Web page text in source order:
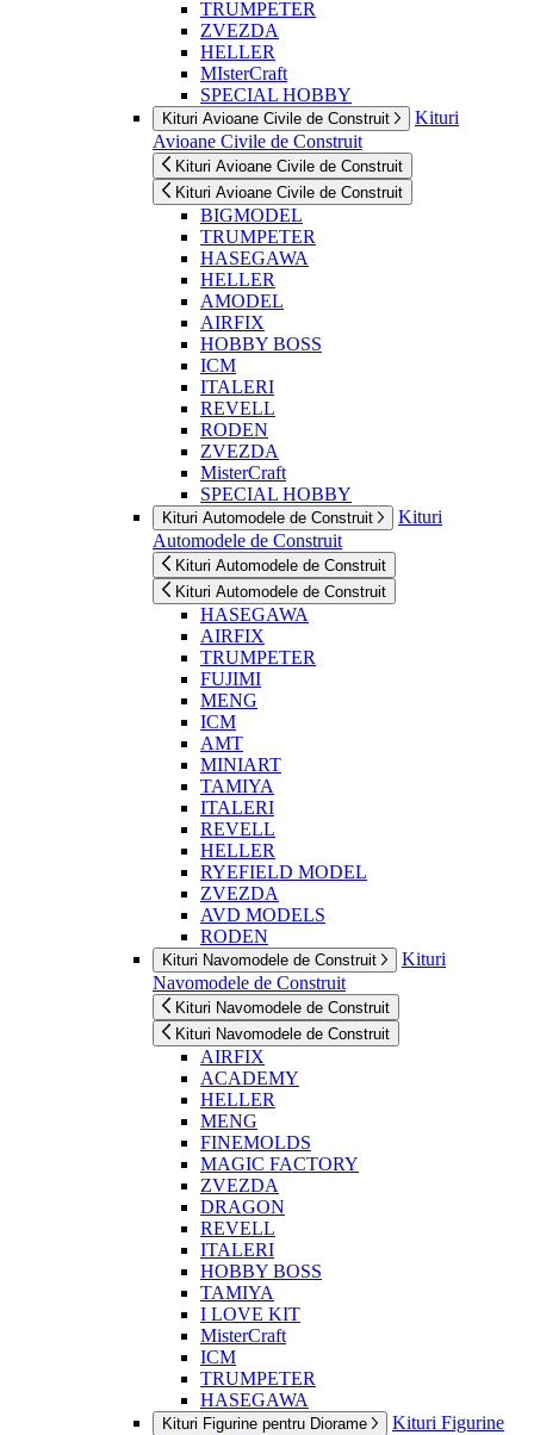
TRUMPETER
ZVEZDA
HELLER
MIsterCraft
SPECIAL HOBBY
Kituri Avioane Civile de Construit
Kituri
Avioane Civile de Construit
Kituri Avioane Civile de Construit
Kituri Avioane Civile de Construit
BIGMODEL
TRUMPETER
HASEGAWA
HELLER
AMODEL
AIRFIX
HOBBY BOSS
ICM
ITALERI
REVELL
RODEN
ZVEZDA
MisterCraft
SPECIAL HOBBY
Kituri Automodele de Construit
Kituri
Automodele de Construit
Kituri Automodele de Construit
Kituri Automodele de Construit
HASEGAWA
AIRFIX
TRUMPETER
FUJIMI
MENG
ICM
AMT
MINIART
TAMIYA
ITALERI
REVELL
HELLER
RYEFIELD MODEL
ZVEZDA
AVD MODELS
RODEN
Kituri Navomodele de Construit
Kituri
Navomodele de Construit
Kituri Navomodele de Construit
Kituri Navomodele de Construit
AIRFIX
ACADEMY
HELLER
MENG
FINEMOLDS
MAGIC FACTORY
ZVEZDA
DRAGON
REVELL
ITALERI
HOBBY BOSS
TAMIYA
I LOVE KIT
MisterCraft
ICM
TRUMPETER
HASEGAWA
Kituri Figurine pentru Diorame
Kituri Figurine